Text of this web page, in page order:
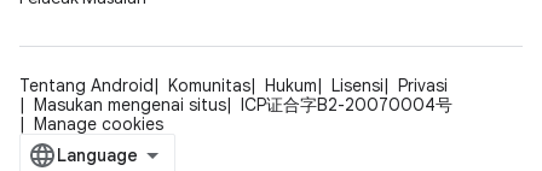
Tentang Android Komunitas Hukum Lisensi
Privasi
Masukan mengenai situs
ICP证合字B2-20070004号
Manage cookies